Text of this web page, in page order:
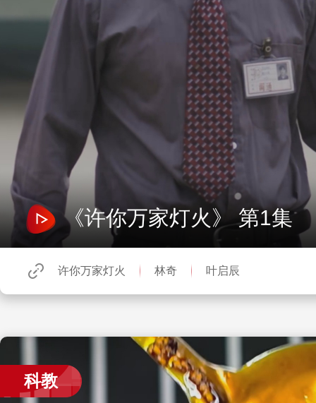
《许你万家灯火》 第1集
许你万家灯火 林奇 叶启辰
科教